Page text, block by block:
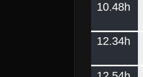
10.48h
12.34h